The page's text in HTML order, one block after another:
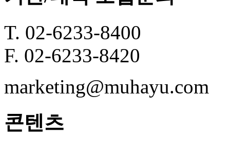
T. 02-6233-8400
F. 02-6233-8420
marketing@muhayu.com
콘텐츠